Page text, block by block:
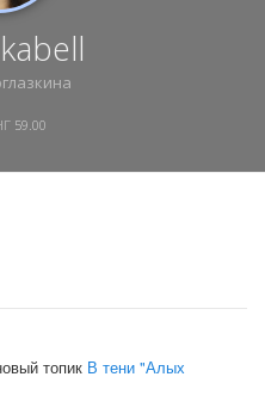
59.00
топик В тени "Алых